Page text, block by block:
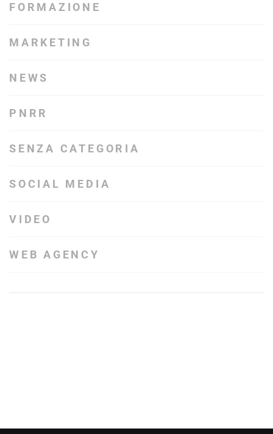
FORMAZIONE
MARKETING
NEWS
PNRR
SENZA CATEGORIA
SOCIAL MEDIA
VIDEO
WEB AGENCY